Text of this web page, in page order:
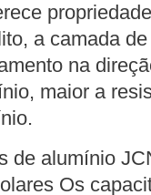
a camada
na
maior a
de alumínio
Os